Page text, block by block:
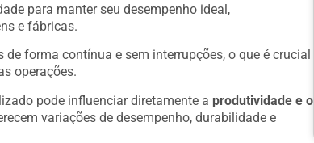
para manter seu desempenho ideal,
e fábricas.
forma contínua e sem interrupções, o que é crucial
operações.
pode influenciar diretamente a produtividade e o
variações de desempenho, durabilidade e